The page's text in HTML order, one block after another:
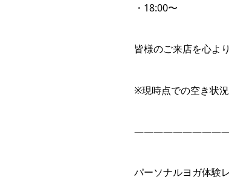
・18:00〜
皆様のご来店を心よ
※現時点での空き状
パーソナルヨガ体験